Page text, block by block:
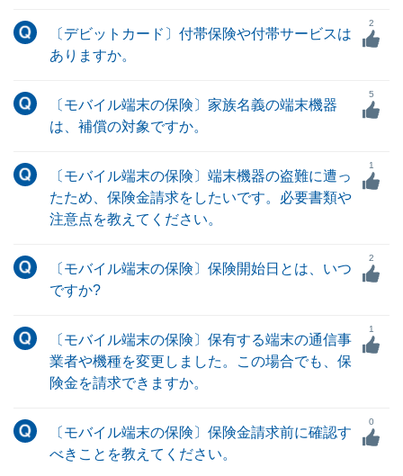
〔デビットカード〕付帯保険や付帯サービスは
ありますか。
2
〔モバイル端末の保険〕家族名義の端末機器
は、補償の対象ですか。
5
〔モバイル端末の保険〕端末機器の盗難に遭っ
たため、保険金請求をしたいです。必要書類や
注意点を教えてください。
1
〔モバイル端末の保険〕保険開始日とは、いつ
ですか?
2
〔モバイル端末の保険〕保有する端末の通信事
業者や機種を変更しました。この場合でも、保
険金を請求できますか。
1
〔モバイル端末の保険〕保険金請求前に確認す
べきことを教えてください。
0